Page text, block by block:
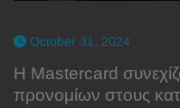
October 31, 2024
Η Mastercard
προνομίων στους